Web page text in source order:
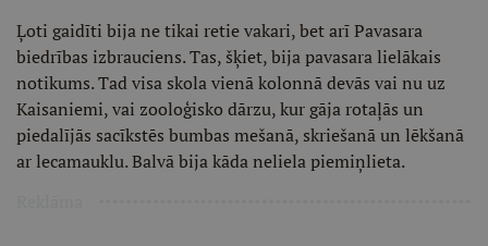
Ļoti gaidīti bija ne tikai retie vakari, bet arī Pavasara
biedrības izbrauciens. Tas, šķiet, bija pavasara lielākais
notikums. Tad visa skola vienā kolonnā devās vai nu uz
Kaisaniemi, vai zooloģisko dārzu, kur gāja rotaļās un
piedalījās sacīkstēs bumbas mešanā, skriešanā un lēkšanā
ar lecamauklu. Balvā bija kāda neliela piemiņlieta.